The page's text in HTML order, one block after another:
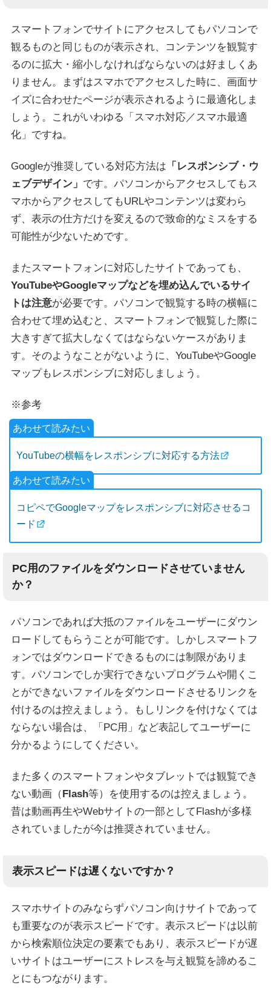
スマートフォンでサイトにアクセスしてもパソコンで
観るものと同じものが表示され、コンテンツを観覧す
るのに拡大・縮小しなければならないのは好ましくあ
りません。まずはスマホでアクセスした時に、画面サ
イズに合わせたページが表示されるように最適化しま
しょう。これがいわゆる「スマホ対応／スマホ最適
化」ですね。
Googleが推奨している対応方法は 「レスポンシブ・ウ
ェブデザイン」 です。パソコンからアクセスしてもス
マホからアクセスしてもURLやコンテンツは変わら
ず、表示の仕方だけを変えるので致命的なミスをする
可能性が少ないためです。
またスマートフォンに対応したサイトであっても、
YouTubeやGoogleマップなどを埋め込んでいるサイ
トは注意が必要です。パソコンで観覧する時の横幅に
合わせて埋め込むと、スマートフォンで観覧した際に
大きすぎて拡大しなくてはならないケースがありま
す。そのようなことがないように、YouTubeやGoogle
マップもレスポンシブに対応しましょう。
※参考
YouTubeの横幅をレスポンシブに対応する方法
コピペでGoogleマップをレスポンシブに対応させるコ
ード
PC用のファイルをダウンロードさせていません
か？
パソコンであれば大抵のファイルをユーザーにダウン
ロードしてもらうことが可能です。しかしスマートフ
ォンではダウンロードできるものには制限がありま
す。パソコンでしか実行できないプログラムや開くこ
とができないファイルをダウンロードさせるリンクを
付けるのは控えましょう。もしリンクを付けなくては
ならない場合は、「PC用」など表記してユーザーに
分かるようにしてください。
また多くのスマートフォンやタブレットでは観覧でき
ない動画（Flash等）を使用するのは控えましょう。
昔は動画再生やWebサイトの一部としてFlashが多様
されていましたが今は推奨されていません。
表示スピードは遅くないですか？
スマホサイトのみならずパソコン向けサイトであって
も重要なのが表示スピードです。表示スピードは以前
から検索順位決定の要素でもあり、表示スピードが遅
いサイトはユーザーにストレスを与え観覧を諦めるこ
とにもつながります。